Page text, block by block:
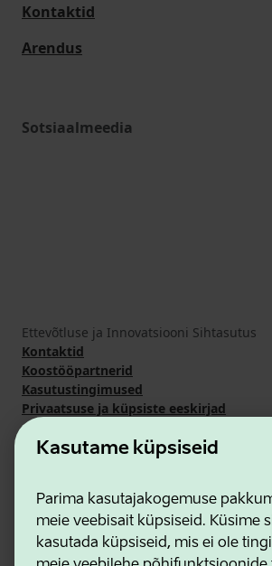
Kasutame küpsiseid
Parima kasutajakogemuse
meie veebisait küpsiseid. Küsime
kasutada küpsiseid, mis ei ole
Kontaktid
Arendus
Sotsiaalmeedia
Ettevõtluse ja Innovatsiooni Sihtasutus
Kontaktid
Koostööpartnerid
Kasutustingimused
Privaatsuse ja küpsiste eeskirjad